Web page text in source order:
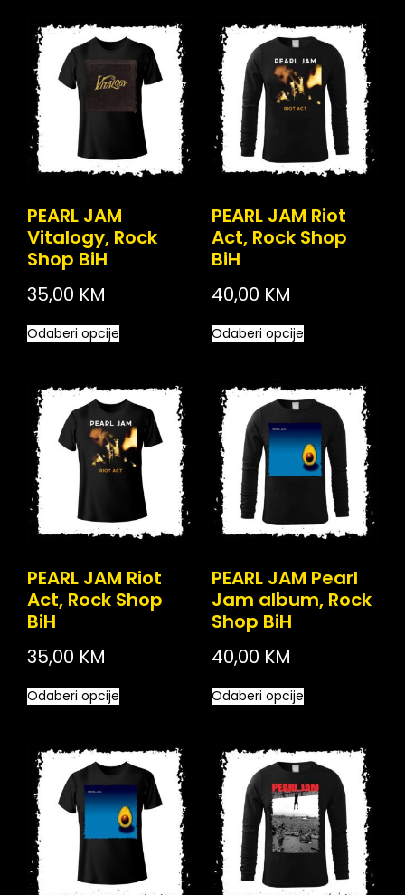
PEARL JAM
Vitalogy, Rock
Shop BiH
35,00 KM
Odaberi opcije
PEARL JAM Riot
Act, Rock Shop
BiH
40,00 KM
Odaberi opcije
PEARL JAM Riot
Act, Rock Shop
BiH
35,00 KM
Odaberi opcije
PEARL JAM Pearl
Jam album, Rock
Shop BiH
40,00 KM
Odaberi opcije